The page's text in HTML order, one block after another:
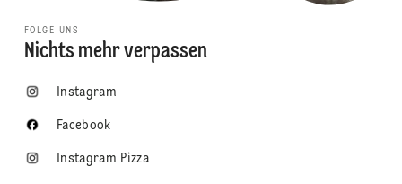
FOLGE UNS
Nichts mehr verpassen
Instagram
Facebook
Instagram Pizza